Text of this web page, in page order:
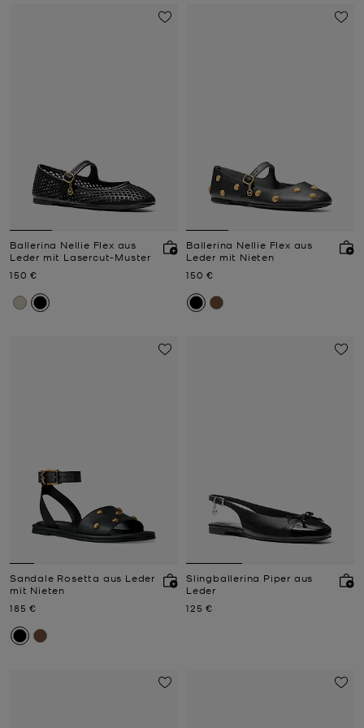
Ballerina Nellie Flex aus
Leder mit Lasercut-Muster
Jetzt
150 €
Ballerina Nellie Flex aus
Leder mit Nieten
Jetzt
150 €
Sandale Rosetta aus Leder
mit Nieten
Jetzt
185 €
Slingballerina Piper aus
Leder
Jetzt
125 €